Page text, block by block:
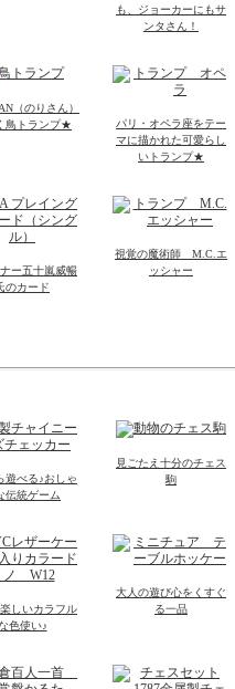
も、ジョーカーにもサ
ンタさん！
（のりさん）
鳥トランプ★
パリ・オペラ座をテー
マに描かれた可愛らし
いトランプ★
ー五十嵐威暢
のカード
視覚の魔術師 M.C.エ
ッシャー
遊べる♪おしゃ
伝統ゲーム
見ごたえ十分のチェス
駒
しいカラフル
色使い♪
大人の遊び心をくすぐ
る一品